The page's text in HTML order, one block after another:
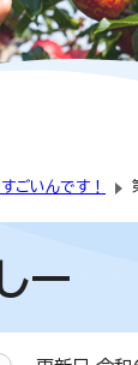
ごいんです！
ー